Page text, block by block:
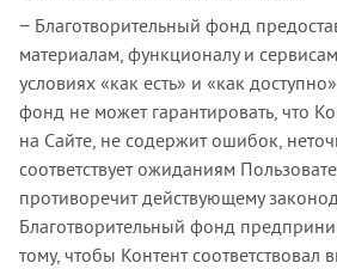
− Благотворительный фонд
материалам, функционалу и
условиях «как есть» и «как
фонд не может гарантировать, что
на Сайте, не содержит ошибок,
соответствует ожиданиям
противоречит действующему
Благотворительный фонд
тому, чтобы Контент